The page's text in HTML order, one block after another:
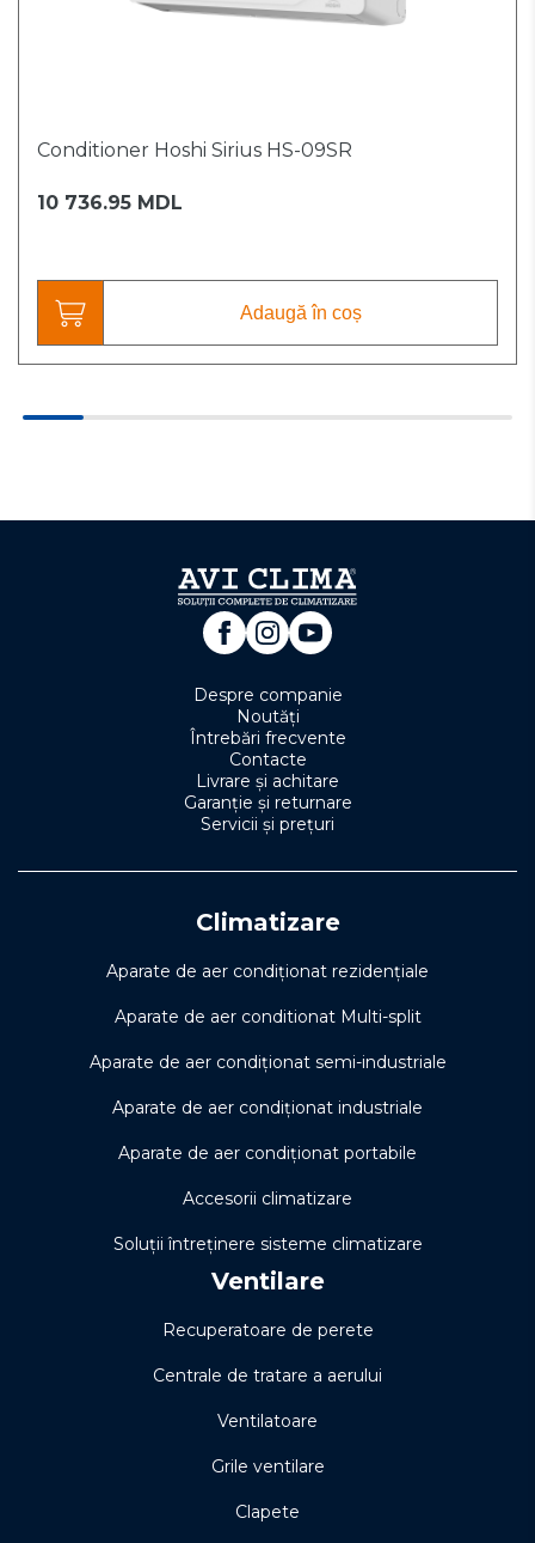
Conditioner Hoshi Sirius HS-09SR
10 736.95 MDL
Adaugă în coș
Despre companie
Noutăți
Întrebări frecvente
Contacte
Livrare și achitare
Garanție și returnare
Servicii și prețuri
Climatizare
Aparate de aer condiționat rezidențiale
Aparate de aer conditionat Multi-split
Aparate de aer condiționat semi-industriale
Aparate de aer condiționat industriale
Aparate de aer condiționat portabile
Accesorii climatizare
Soluţii întreţinere sisteme climatizare
Ventilare
Recuperatoare de perete
Centrale de tratare a aerului
Ventilatoare
Grile ventilare
Clapete